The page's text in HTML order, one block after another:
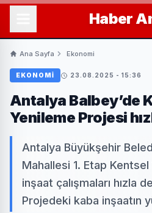
Haber
Ana Sayfa Ekonomi
EKONOMI 23.08.2025 - 15:36
Antalya Balbey’de
Yenileme Projesi
Antalya Büyükşehir
Mahallesi 1. Etap
inşaat çalışmaları hızla
Projedeki kaba inşaatın